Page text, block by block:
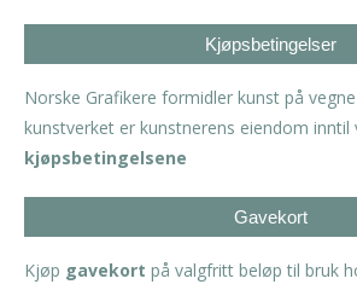
Kjøpsbetingelser
Norske Grafikere formidler kunst på
kunstverket er kunstnerens eiendom inntil
kjøpsbetingelsene
Gavekort
Kjøp gavekort på valgfritt beløp til bruk